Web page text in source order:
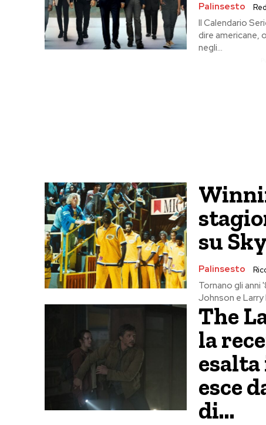
Palinsesto
Il Calendario
dire americane,
negli...
su
Palinsesto
Tornano gli
Johnson e Larry
The
la
esce
di...